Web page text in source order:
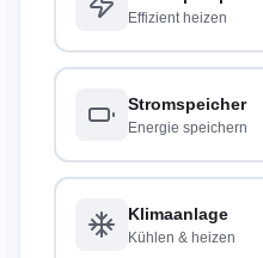
Effizient heizen
Stromspeicher
Energie speichern
Klimaanlage
Kühlen & heizen